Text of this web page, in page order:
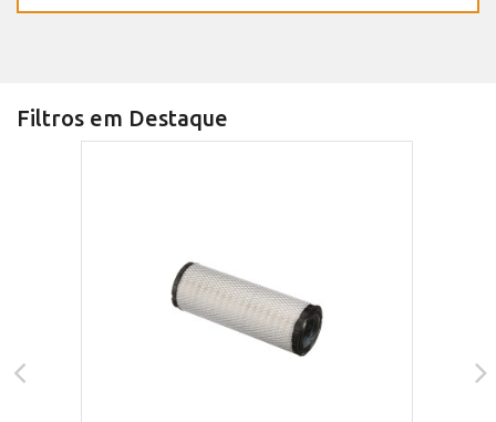
Filtros em Destaque